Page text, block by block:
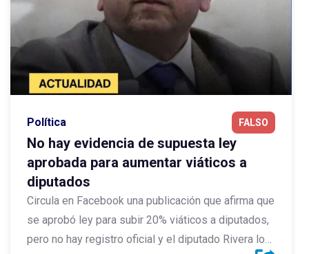
Política FALSO
No hay evidencia de supuesta ley
aprobada para aumentar viáticos a
diputados
Circula en Facebook una publicación que afirma que
se aprobó ley para subir 20% viáticos a diputados,
pero no hay registro oficial y el diputado Rivera lo